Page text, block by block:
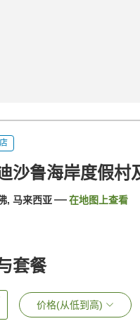
沙鲁海岸度假村
, 马来西亚 在地图上查看
套餐
价格(从低到高)